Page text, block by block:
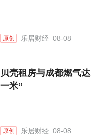
原创 乐居财经 08-08
贝壳租房与成都燃气
一米”
原创 乐居财经 08-08